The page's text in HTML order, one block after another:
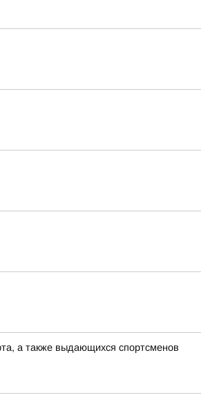
а также выдающихся спортсменов